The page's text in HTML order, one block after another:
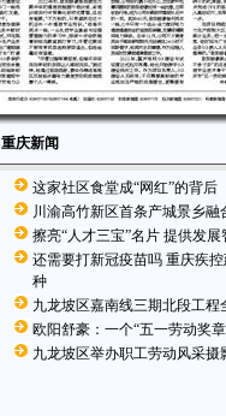
重庆新闻
这家社区食堂成“网红”的背后
川渝高竹新区首条产城景乡融
擦亮“人才三宝”名片 提供发展
还需要打新冠疫苗吗 重庆疾
种
九龙坡区嘉南线三期北段工程
欧阳舒豪：一个“五一劳动奖
九龙坡区举办职工劳动风采摄